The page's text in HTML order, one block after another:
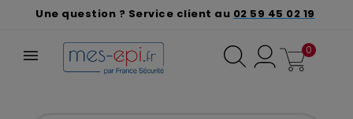
Une question ? Service client au 02 59 45 02 19
0